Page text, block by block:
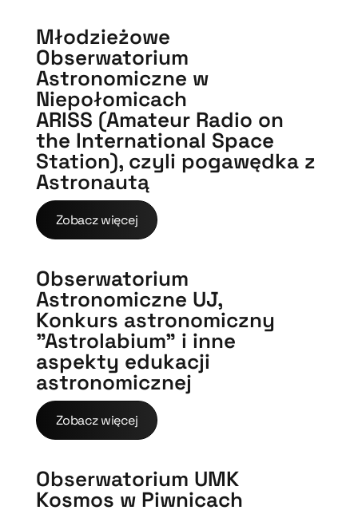
Młodzieżowe
Obserwatorium
Astronomiczne w
Niepołomicach
ARISS (Amateur Radio on
the International Space
Station), czyli pogawędka z
Astronautą
Zobacz więcej
Obserwatorium
Astronomiczne UJ,
Konkurs astronomiczny
”Astrolabium” i inne
aspekty edukacji
astronomicznej
Zobacz więcej
Obserwatorium UMK
Kosmos w Piwnicach